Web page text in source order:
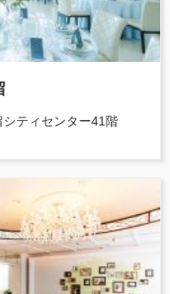
ティセンター41階